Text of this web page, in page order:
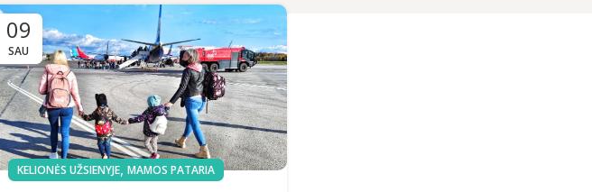
09
SAU
KELIONĖS UŽSIENYJE, MAMOS PATARIA